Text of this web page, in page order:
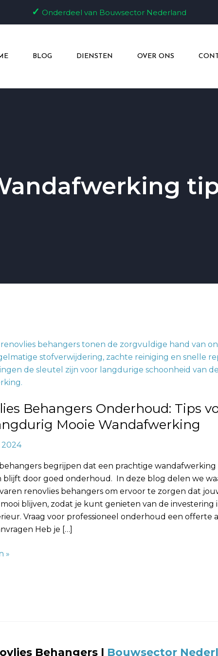
✓ Onderdeel van Bouwsector Nederland
BLOG DIENSTEN OVER ONS
Behangers Onderhoud: Tips
Mooie Wandafwerking
begrijpen dat een prachtige wandafwerking
blijft door goed onderhoud. In deze blog delen we
renovlies behangers om ervoor te zorgen dat
blijven, zodat je kunt genieten van de investering
Vraag voor professioneel onderhoud een offerte
Heb je […]
»
Behangers | Bouwsector